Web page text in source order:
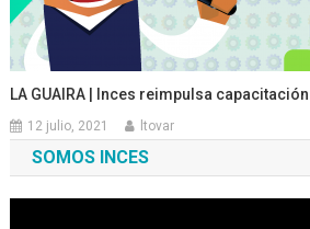
LA GUAIRA | Inces reimpulsa
12 julio, 2021 ltovar
SOMOS INCES